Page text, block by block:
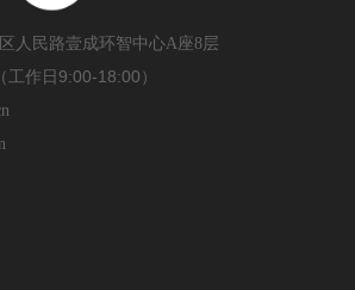
人民路壹成环智中心A座8层
（工作日9:00-18:00）